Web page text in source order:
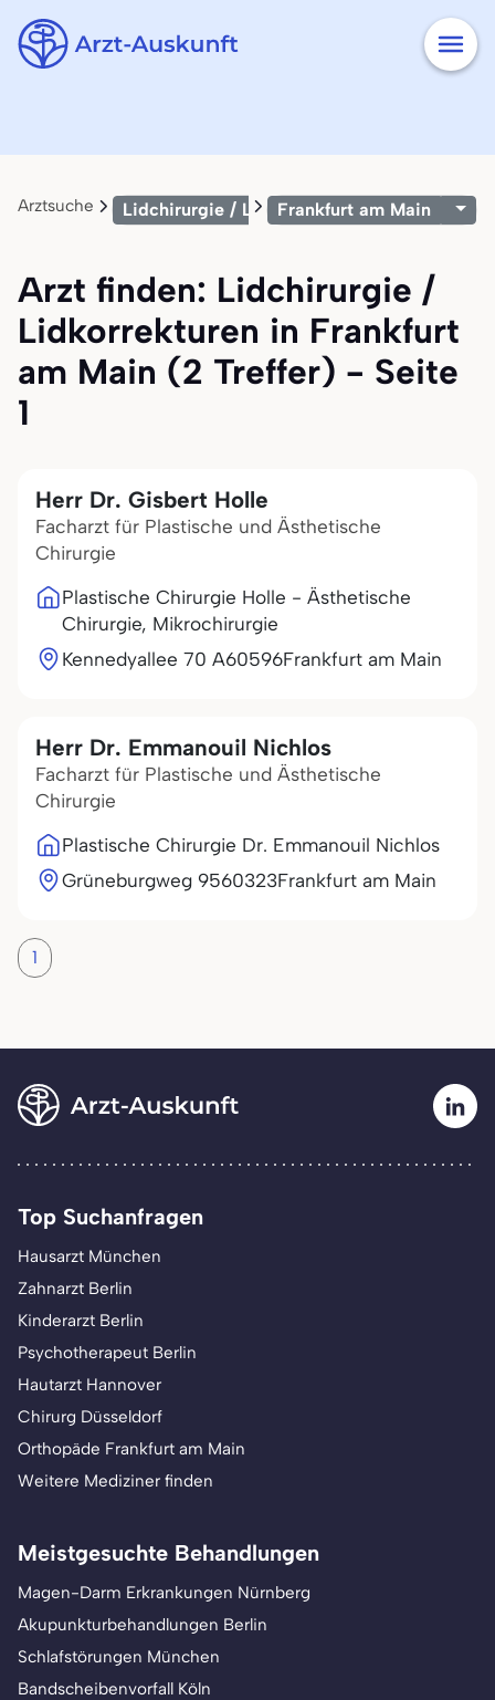
Arztsuche Lidchirurgie / Lidkorrekturen
Frankfurt am Main
Arzt finden: Lidchirurgie /
Lidkorrekturen in Frankfurt
am Main (2 Treffer) - Seite
1
Herr Dr. Gisbert Holle
Facharzt für Plastische und Ästhetische
Chirurgie
Plastische Chirurgie Holle - Ästhetische
Chirurgie, Mikrochirurgie
Kennedyallee 70 A60596Frankfurt am Main
Herr Dr. Emmanouil Nichlos
Facharzt für Plastische und Ästhetische
Chirurgie
Plastische Chirurgie Dr. Emmanouil Nichlos
Grüneburgweg 9560323Frankfurt am Main
1
Top Suchanfragen
Hausarzt München
Zahnarzt Berlin
Kinderarzt Berlin
Psychotherapeut Berlin
Hautarzt Hannover
Chirurg Düsseldorf
Orthopäde Frankfurt am Main
Weitere Mediziner finden
Meistgesuchte Behandlungen
Magen-Darm Erkrankungen Nürnberg
Akupunkturbehandlungen Berlin
Schlafstörungen München
Bandscheibenvorfall Köln